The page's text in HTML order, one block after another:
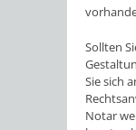
Sollten
Sie sich
Notar